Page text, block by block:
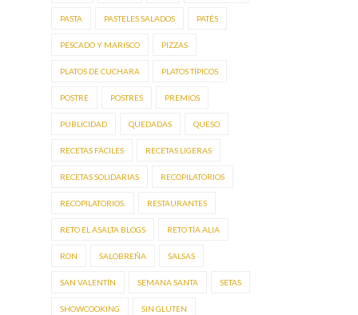
PASTA PASTELES SALADOS PATÉS
PESCADO Y MARISCO PIZZAS
PLATOS DE CUCHARA PLATOS TÍPICOS
POSTRE POSTRES PREMIOS
PUBLICIDAD QUEDADAS QUESO
RECETAS FÁCILES RECETAS LIGERAS
RECETAS SOLIDARIAS RECOPILATORIOS
RECOPILATORIOS. RESTAURANTES
RETO EL ASALTA BLOGS RETO TÍA ALIA
RON SALOBREÑA SALSAS
SAN VALENTÍN SEMANA SANTA SETAS
SHOWCOOKING SIN GLUTEN